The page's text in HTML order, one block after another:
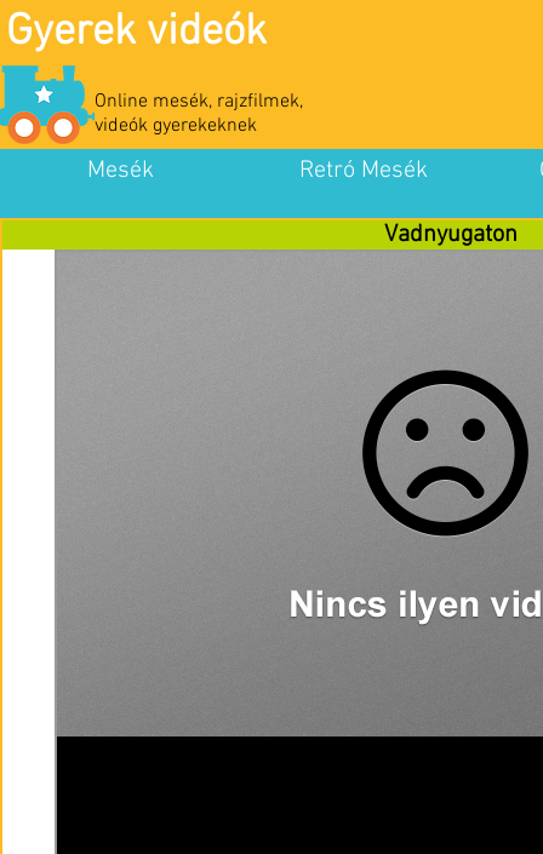
Gyerek videók
Online mesék, rajzfilmek,
videók gyerekeknek
Mesék Retró Mesék
Vadnyugaton